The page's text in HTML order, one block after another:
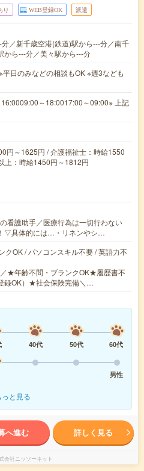
り WEB登録OK 派遣
／新千歳空港(鉄道)駅から---分／南千
から---分／美々駅から---分
日のみなどの相談もOK ※週3なども
16:0009:00～18:0017:00～09:00※ 上記
円～1625円 / 介護福祉士：時給1550
上：時給1450円～1812円
看護助手／医療行為は一切行わない
▽具体的には…・リネンやシ…
クOK / パソコンスキル不要 / 英語力不
★年齢不問・ブランクOK★履歴書不
録OK）★社会保険完備＼…
40代 50代
60代
男性
っと見る
へ進む 詳しく見る
会社ニッソーネット